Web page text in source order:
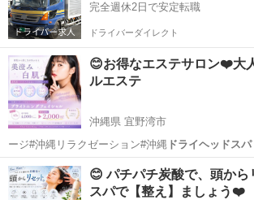
完全週休2日で安定転職
ドライバーダイレクト
😊お得なエステサロン❤️大
ルエステ
沖縄県 宜野湾市
ージ#沖縄リラクゼーション#沖縄 ドライヘッドスパ
サロンキング…
沖縄 宜野湾市 その他 小顔
😊 パチパチ炭酸で、頭から
スパで【整え】ましょう❤️